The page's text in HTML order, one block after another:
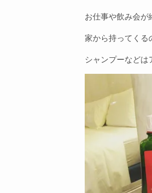
お仕事や飲み会が
家から持ってくる
シャンプーなど